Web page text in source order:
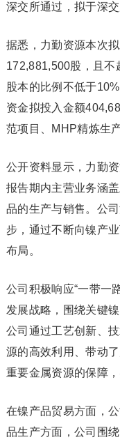
深交所通过，拟于深交
据悉，力勤资源本次
172,881,500股，且不
股本的比例不低于
资金拟投入金额
范项目、MHP精炼生
公开资料显示，力勤
报告期内主营业务涵
品的生产与销售。公
步，通过不断向镍产
布局。
公司积极响应“一带一
发展战略，围绕关键
公司通过工艺创新、
源的高效利用、带动
重要金属资源的保障
在镍产品贸易方面，
品生产方面，公司围